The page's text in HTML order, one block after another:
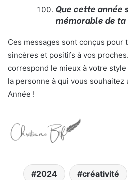
Que cette année
mémorable de ta
Ces messages sont conçus
sincères et positifs à vos
correspond le mieux à votre
la personne à qui vous souhaitez
Année !
2024 créativité